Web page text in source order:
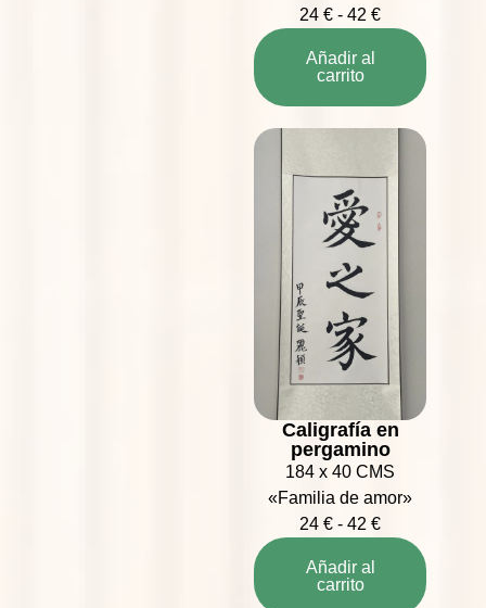
24€ - 42€
Añadir al
carrito
Caligrafía en
pergamino
184 x 40 CMS
«Familia de amor»
24€ - 42€
Añadir al
carrito